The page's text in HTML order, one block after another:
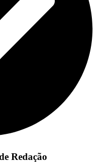
Redação